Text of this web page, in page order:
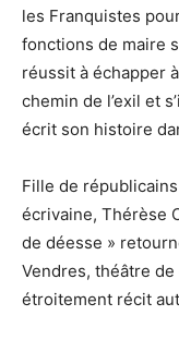
les Franquistes
fonctions de maire
réussit à échapper
chemin de l’exil et
écrit son histoire
Fille de
écrivaine, Thérèse
de déesse »
Vendres, théâtre
étroitement récit